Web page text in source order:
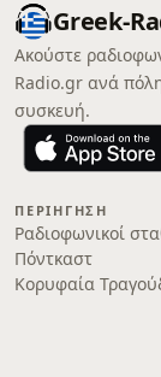
Greek-
Ακούστε
Radio.gr ανά
συσκευή.
ΠΕΡΙΉΓΗΣΗ
Ραδιοφωνικοί
Πόντκαστ
Κορυφαία